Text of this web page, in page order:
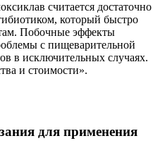
считается достаточно
который быстро
Побочные эффекты
с пищеварительной
в исключительных случаях.
и стоимости».
для применения